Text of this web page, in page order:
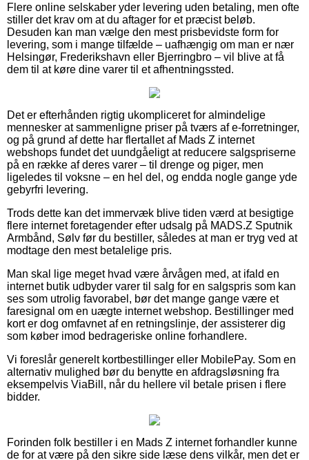
Flere online selskaber yder levering uden betaling, men ofte
stiller det krav om at du aftager for et præcist beløb.
Desuden kan man vælge den mest prisbevidste form for
levering, som i mange tilfælde – uafhængig om man er nær
Helsingør, Frederikshavn eller Bjerringbro – vil blive at få
dem til at køre dine varer til et afhentningssted.
Det er efterhånden rigtig ukompliceret for almindelige
mennesker at sammenligne priser på tværs af e-forretninger,
og på grund af dette har flertallet af Mads Z internet
webshops fundet det uundgåeligt at reducere salgspriserne
på en række af deres varer – til drenge og piger, men
ligeledes til voksne – en hel del, og endda nogle gange yde
gebyrfri levering.
Trods dette kan det immervæk blive tiden værd at besigtige
flere internet foretagender efter udsalg på MADS.Z Sputnik
Armbånd, Sølv før du bestiller, således at man er tryg ved at
modtage den mest betalelige pris.
Man skal lige meget hvad være årvågen med, at ifald en
internet butik udbyder varer til salg for en salgspris som kan
ses som utrolig favorabel, bør det mange gange være et
faresignal om en uægte internet webshop. Bestillinger med
kort er dog omfavnet af en retningslinje, der assisterer dig
som køber imod bedrageriske online forhandlere.
Vi foreslår generelt kortbestillinger eller MobilePay. Som en
alternativ mulighed bør du benytte en afdragsløsning fra
eksempelvis ViaBill, når du hellere vil betale prisen i flere
bidder.
Forinden folk bestiller i en Mads Z internet forhandler kunne
de for at være på den sikre side læse dens vilkår, men det er